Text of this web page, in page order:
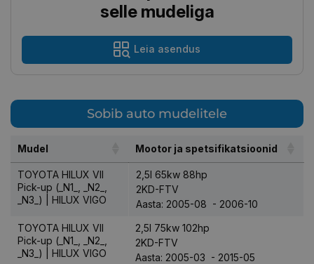
selle mudeliga
Leia asendus
Sobib auto mudelitele
Mudel Mootor ja spetsifikatsioonid
TOYOTA HILUX VII
Pick-up (_N1_, _N2_,
_N3_) | HILUX VIGO
2,5l 65kw 88hp
2KD-FTV
Aasta: 2005-08 - 2006-10
TOYOTA HILUX VII
Pick-up (_N1_, _N2_,
_N3_) | HILUX VIGO
2,5l 75kw 102hp
2KD-FTV
Aasta: 2005-03 - 2015-05